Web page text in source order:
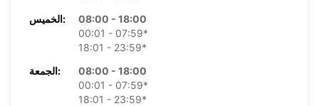
الخميس:
08:00 - 18:00
00:01 - 07:59*
18:01 - 23:59*
الجمعة:
08:00 - 18:00
00:01 - 07:59*
18:01 - 23:59*